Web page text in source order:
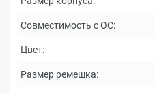
Совместимость с ОС:
Цвет:
Размер ремешка: